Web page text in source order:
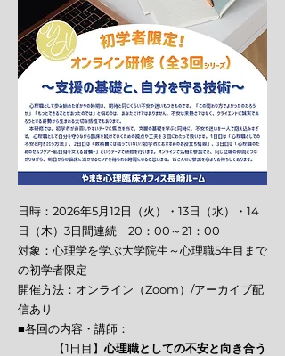
日時：2026年5月12日（火）・13日（水）・14
日（木）3日間連続 20：00～21：00
対象：心理学を学ぶ大学院生～心理職5年目まで
の初学者限定
開催方法：オンライン（Zoom）/アーカイブ配
信あり
■各回の内容・講師：
【1日目】心理職としての不安と向き合う